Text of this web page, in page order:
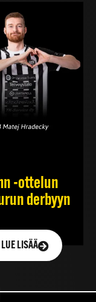
-ottelun
derbyyn
LUE LISÄÄ